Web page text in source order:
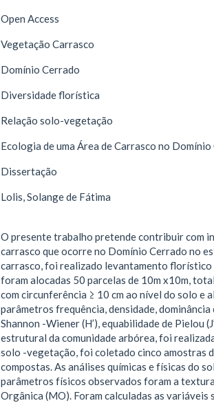
Open Access
Vegetação Carrasco
Domínio Cerrado
Diversidade florística
Relação solo-vegetação
Ecologia de uma Área de Carrasco no
Dissertação
Lolis, Solange de Fátima
O presente trabalho pretende contribuir com
carrasco que ocorre no Domínio Cerrado no
carrasco, foi realizado levantamento
foram alocadas 50 parcelas de 10m x10m,
com circunferência ≥ 10 cm ao nível do solo e
parâmetros frequência, densidade,
Shannon -Wiener (H’), equabilidade de Pielou
estrutural da comunidade arbórea, foi
solo -vegetação, foi coletado cinco amostras
compostas. As análises químicas e físicas do
parâmetros físicos observados foram a
Orgânica (MO). Foram calculadas as variáveis